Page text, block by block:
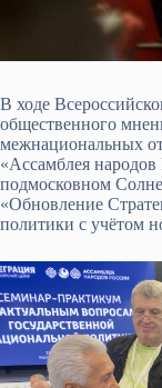
В ходе
общественного
межнациональных
«Ассамблея
подмосковном
«Обновление
политики с учётом